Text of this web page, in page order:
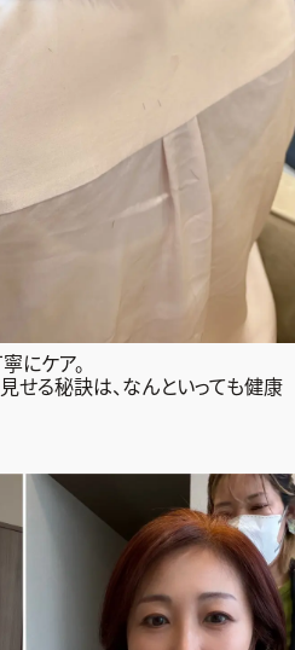
にケア。
せる秘訣は、なんといっても健康